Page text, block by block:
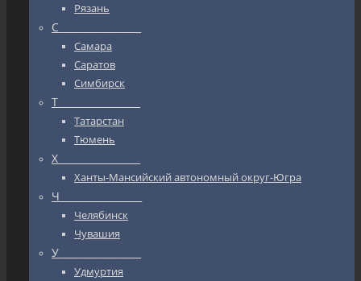
Рязань
С_________________
Самара
Саратов
Симбирск
Т_________________
Татарстан
Тюмень
Х_________________
Ханты-Мансийский автономный округ-Югра
Ч_________________
Челябинск
Чувашия
У_________________
Удмуртия